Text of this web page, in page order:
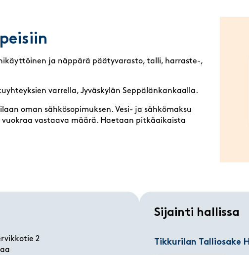
ja näppärä päätyvarasto, talli, harraste-,
varrella, Jyväskylän Seppälänkankaalla.
oman sähkösopimuksen. Vesi- ja sähkömaksu
vastaava määrä. Haetaan pitkäaikaista
2
Sijainti hallissa
Tikkurilan Talliosake H